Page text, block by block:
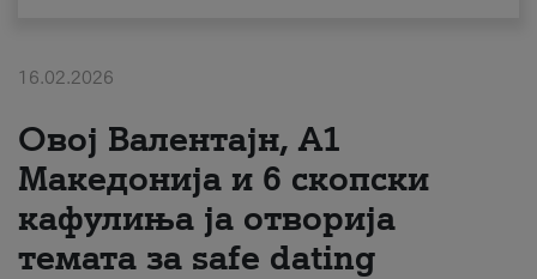
#ПодобарОнлајн
16.02.2026
Овој Валентајн, A1
Македонија и 6 скопски
кафулиња ја отворија
темата за safe dating